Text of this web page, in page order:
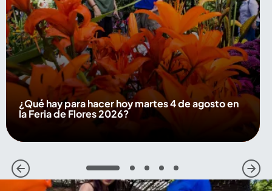
¿Qué hay para hacer hoy martes 4 de agosto en
la Feria de Flores 2026?
1 2 3 4 5